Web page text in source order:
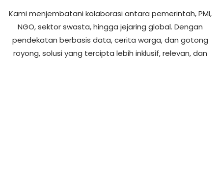
Kami menjembatani kolaborasi antara pemerintah, PMI,
NGO, sektor swasta, hingga jejaring global. Dengan
pendekatan berbasis data, cerita warga, dan gotong
royong, solusi yang tercipta lebih inklusif, relevan, dan